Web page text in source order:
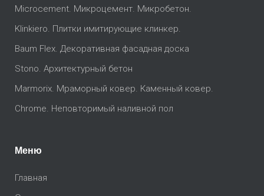
Microcement. Микроцемент. Микробетон.
Klinkiero. Плитки имитирующие клинкер.
Baum Flex. Декоративная фасадная доска
Stono. Архитектурный бетон
Marmorix. Мраморный ковер. Каменный ковер.
Chrome. Неповторимый наливной пол
Меню
Главная